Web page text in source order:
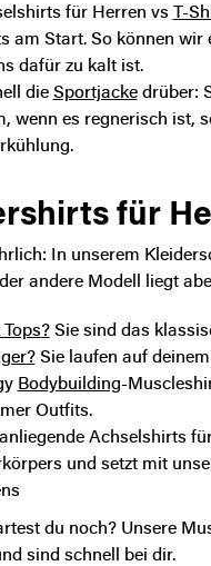
für Herren vs
T-
am Start. So können wir
dafür zu kalt ist.
die Sportjackedrüber:
wenn es regnerisch ist,
für
In unserem
andere Modell liegt
Tops?Sie sind das
?Sie laufen auf deinem
Bodybuilding-
Outfits.
Achselshirts
und setzt mit
du noch?Unsere
sind schnell bei dir.